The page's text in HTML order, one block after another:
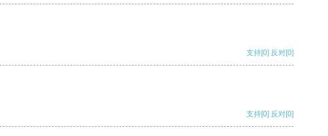
支持[0] 反对[0]
支持[0] 反对[0]